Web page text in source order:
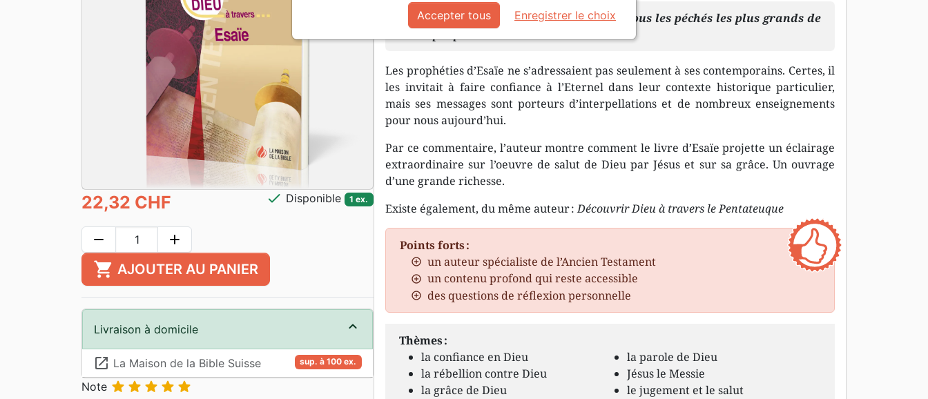
La grâce de Dieu est plus grande que tous les péchés les plus grands de
Les prophéties d’Esaïe ne s’adressaient pas seulement à ses contemporains. Certes, il
les invitait à faire confiance à l’Eternel dans leur contexte historique particulier,
mais ses messages sont porteurs d’interpellations et de nombreux enseignements
pour nous aujourd’hui.
Par ce commentaire, l’auteur montre comment le livre d’Esaïe projette un éclairage
extraordinaire sur l’oeuvre de salut de Dieu par Jésus et sur sa grâce. Un ouvrage
d’une grande richesse.
Existe également, du même auteur :Découvrir Dieu à travers le Pentateuque
Points forts :
un auteur spécialiste de l’Ancien Testament
un contenu profond qui reste accessible
des questions de réflexion personnelle
Thèmes :
la confiance en Dieu
la rébellion contre Dieu
la grâce de Dieu
la parole de Dieu
Jésus le Messie
le jugement et le salut
22,32 CHF check Disponible 1 ex.
remove add
shopping_cart AJOUTER AU PANIER
Livraison à domicile
sup. à 100 ex.
launch La Maison de la Bible Suisse
Note     
Accepter tous Enregistrer le choix